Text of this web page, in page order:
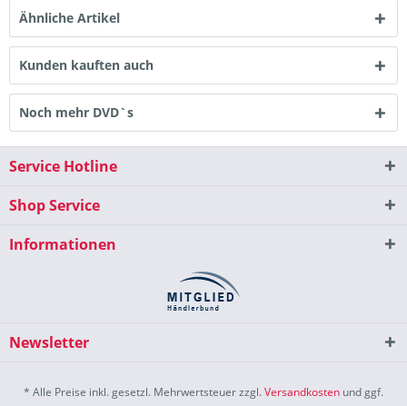
Ähnliche Artikel
Kunden kauften auch
Noch mehr DVD`s
Service Hotline
Shop Service
Informationen
Newsletter
* Alle Preise inkl. gesetzl. Mehrwertsteuer zzgl.Versandkosten und ggf.